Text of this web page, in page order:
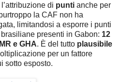
l’attribuzione di punti anche per
la CAF non ha
limitandosi a esporre i punti
presenti in Gabon: 12
e GHA. È del tutto plausibile
per un fattore
sotto esposto.